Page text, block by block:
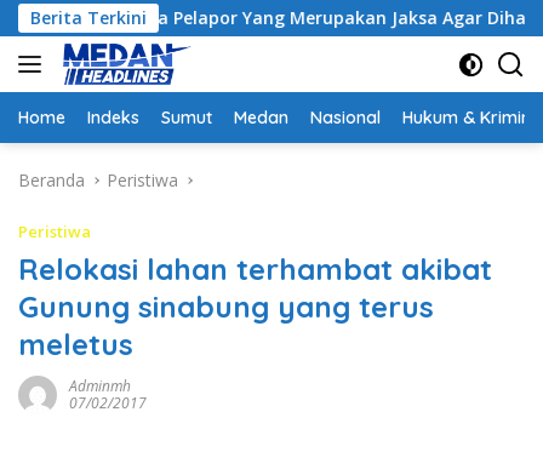
Langsung
ke
konten
Berita Terkini
Pelapor Yang Merupakan Jaksa Agar Dihadirkan
Home Indeks Sumut Medan Nasional Hukum &
Beranda Peristiwa
Peristiwa
Relokasi lahan terhambat akibat
Gunung sinabung yang terus
meletus
Adminmh
07/02/2017